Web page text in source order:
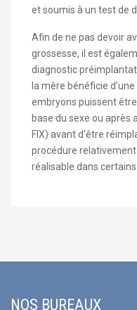
et soumis à un test de
Afin de ne pas devoir
grossesse, il est
diagnostic
la mère bénéficie
embryons puissent
base du sexe ou après
FIX) avant d'être
procédure
réalisable dans
NOS BUREAUX